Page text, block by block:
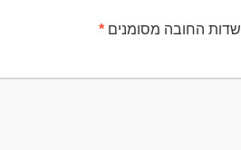
שדות החובה מסומנים *